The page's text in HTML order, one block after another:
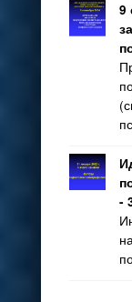
9
-